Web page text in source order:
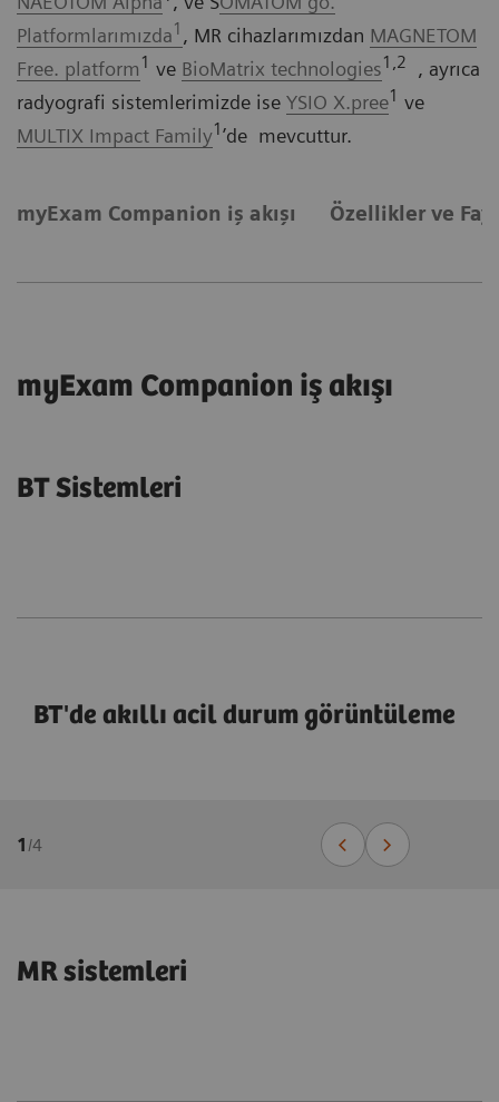
Platformlarımızda1 , MR cihazlarımızdan MAGNETOM
Free. platform 1 ve BioMatrix technologies1,2
, ayrıca
radyografi sistemlerimizde ise YSIO X.pree1 ve
MULTIX Impact Family1’de mevcuttur.
myExam Companion iş akışı Özellikler ve
myExam Companion iş akışı
BT Sistemleri
BT'de akıllı acil durum görüntüleme
1 /4
MR sistemleri